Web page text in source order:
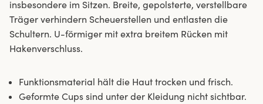
insbesondere im Sitzen. Breite, gepolsterte, verstellbare
Träger verhindern Scheuerstellen und entlasten die
Schultern. U-förmiger mit extra breitem Rücken mit
Hakenverschluss.
Funktionsmaterial hält die Haut trocken und frisch.
Geformte Cups sind unter der Kleidung nicht sichtbar.